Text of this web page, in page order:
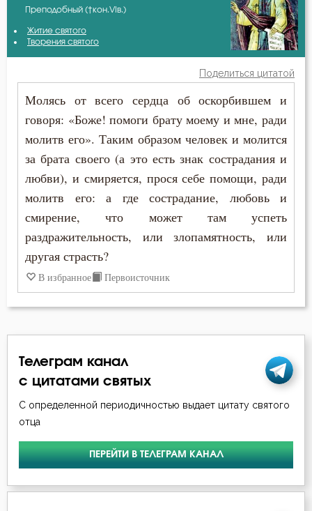
Бесы
Благодарность
Блуд
Богослужение
Богоугождение
Борьба
Воля
Высокомерие
Амвросий Оптинский (Гренков)
Антоний Великий
Григорий Богослов
Игнатий Брянчанинов
Иоанн Кронштадтский
Иосиф Оптинский (Литовкин)
Исидор Пелусиот
Киприан Карфагенский
Макарий Великий
Марк Подвижник
Серафим Саровский
Преподобный (†кон.VIв.)
Житие святого
Творения святого
Поделиться цитатой
Молясь от всего сердца об оскорбившем и
говоря: «Боже! помоги брату моему и мне, ради
молитв его». Таким образом человек и молится
за брата своего (а это есть знак сострадания и
любви), и смиряется, прося себе помощи, ради
молитв его: а где сострадание, любовь и
смирение, что может там успеть
раздражительность, или злопамятность, или
другая страсть?
В избранное Первоисточник
Телеграм канал
с цитатами святых
С определенной периодичностью выдает цитату святого
отца
ПЕРЕЙТИ В ТЕЛЕГРАМ КАНАЛ